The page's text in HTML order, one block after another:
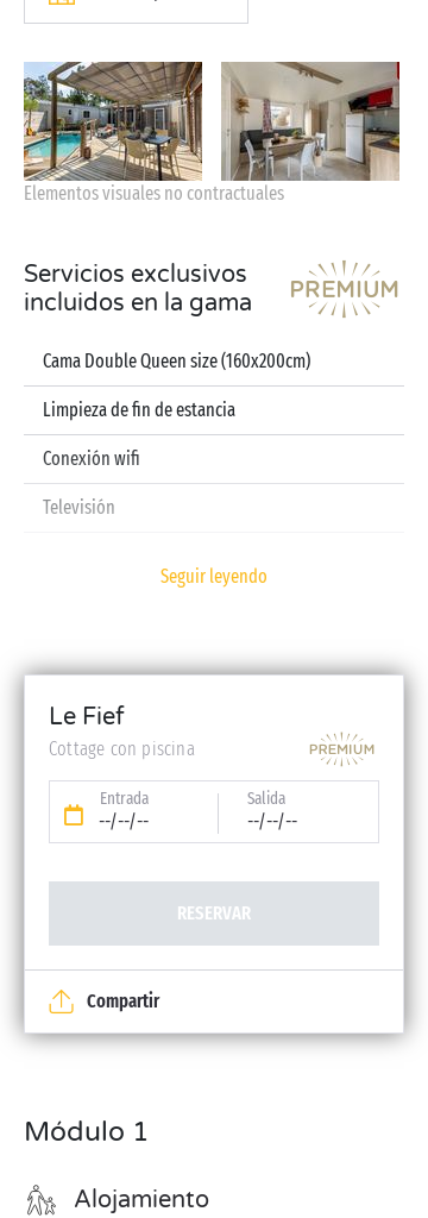
Elementos visuales no contractuales
Servicios exclusivos
incluidos en la gama
Cama Double Queen size (160x200cm)
Limpieza de fin de estancia
Conexión wifi
Televisión
Kit bebé (cuna plegable, trona, bañera – previa
reserva)
Seguir leyendo
Le Fief
Cottage con piscina
Entrada
--/--/--
Salida
--/--/--
RESERVAR
Compartir
Módulo 1
Alojamiento